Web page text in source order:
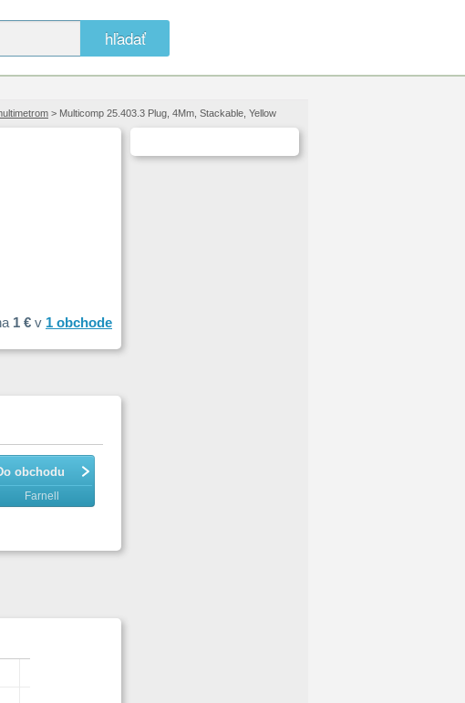
hľadať
> Multicomp 25.403.3 Plug, 4Mm, Stackable, Yellow
1 € v 1 obchode
obchodu
Farnell